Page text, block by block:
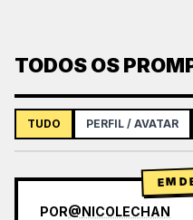
TODOS OS
TUDO PERFIL / AVATAR
EM
POR@NICOLECHAN